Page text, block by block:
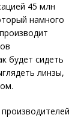
45 млн
намного
будет сидеть
линзы,